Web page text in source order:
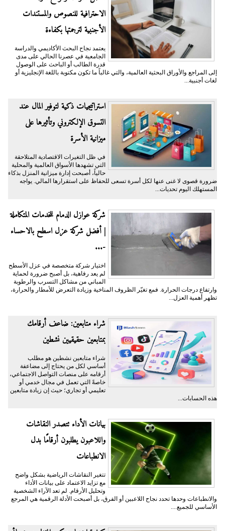
الاحترافية للنصوص والمستندات
الأجنبية لترجمتها بكفاءة
يعتمد نجاح البحث الأكاديمي والدراسة
الجامعية في عصرنا الحالي على مدى
قدرة الطالب أو الباحث على الوصول
إلى المراجع والأوراق البحثية العالمية، والتي غالباً ما تكون مكتوبة باللغة الإنجليزية أو
لغات أجنبية...
​استراتيجيات ذكية لتوفير المال عند
التسوق الإلكتروني وتأثيرها على
ميزانية الأسرة
​في ظل التغيرات الاقتصادية المتلاحقة
التي تشهدها الأسواق العالمية والمحلية
حالياً، أصبحت إدارة ميزانية المنزل بذكاء
ضرورة قصوى لا غنى عنها لكل أسرة تسعى للحفاظ على استقرارها المالي. يواجه
المستهلك اليوم تحديات...
شركة عوازل الدمام للخدمات المتكاملة
| أفضل شركة عزل اسطح بالاحساء
-...
اختيار شركة متخصصة في عزل الأسطح
لم يعد رفاهية، بل أصبح ضرورة لحماية
المباني من مشاكل التسرب والرطوبة
وارتفاع درجات الحرارة. فمع تغيّر الظروف المناخية وزيادة التعرض للأمطار والحرارة،
تظهر أهمية العزل...
شراء متابعين: ضاعف أرقامك
بمتابعين حقيقيين نشطين
شراء متابعين نشطين هو مطلب
أساسي لكل من يحتاج إلى مضاعفة
أرقامه على منصات التواصل الاجتماعي،
خاصةً التي تعمل في مجال خدمي أو
تعليمي أو تجاري؛ حيث إن زيادة متابعين
هذه الحسابات...
بيانات الأداء تتصدر النقاشات
واللاعبون يطلبون أرقامًا بدل
الانطباعات
تتغير النقاشات الرياضية بشكل واضح
مع تزايد الاعتماد على بيانات الأداء
وتحليل الأرقام. لم تعد الآراء الشخصية
والانطباعات وحدها تحدد نجاح اللاعبين أو الفرق، بل أصبحت الأدلة الرقمية هي المرجع
الأساسي للجميع....